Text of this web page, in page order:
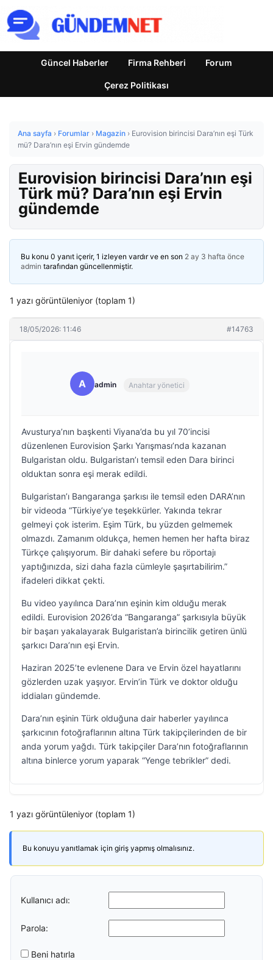
Güncel Haberler Firma Rehberi Forum
Çerez Politikası
Ana sayfa › Forumlar › Magazin › Eurovision birincisi Dara’nın eşi Türk
mü? Dara’nın eşi Ervin gündemde
Eurovision birincisi Dara’nın eşi
Türk mü? Dara’nın eşi Ervin
gündemde
Bu konu 0 yanıt içerir, 1 izleyen vardır ve en son 2 ay 3 hafta önce
admin tarafından güncellenmiştir.
1 yazı görüntüleniyor (toplam 1)
18/05/2026: 11:46 #14763
A admin Anahtar yönetici
Avusturya’nın başkenti Viyana’da bu yıl 70’incisi
düzenlenen Eurovision Şarkı Yarışması’nda kazanan
Bulgaristan oldu. Bulgaristan’ı temsil eden Dara birinci
olduktan sonra eşi merak edildi.
Bulgaristan’ı Bangaranga şarkısı ile temsil eden DARA’nın
bir videoda “Türkiye’ye teşekkürler. Yakında tekrar
gelmeyi çok isterim. Eşim Türk, bu yüzden gelmemek
olmazdı. Zamanım oldukça, hemen hemen her hafta biraz
Türkçe çalışıyorum. Bir dahaki sefere bu röportajı
yaptığınızda, sizi daha fazla cümleyle şaşırtabilirim.”
ifadeleri dikkat çekti.
Bu video yayılınca Dara’nın eşinin kim olduğu merak
edildi. Eurovision 2026’da “Bangaranga” şarkısıyla büyük
bir başarı yakalayarak Bulgaristan’a birincilik getiren ünlü
şarkıcı Dara’nın eşi Ervin.
Haziran 2025’te evlenene Dara ve Ervin özel hayatlarını
gözlerden uzak yaşıyor. Ervin’in Türk ve doktor olduğu
iddiaları gündemde.
Dara’nın eşinin Türk olduğuna dair haberler yayılınca
şarkıcının fotoğraflarının altına Türk takipçilerinden de bir
anda yorum yağdı. Türk takipçiler Dara’nın fotoğraflarının
altına binlerce yorum yaparak “Yenge tebrikler” dedi.
1 yazı görüntüleniyor (toplam 1)
Bu konuyu yanıtlamak için giriş yapmış olmalısınız.
Kullanıcı adı:
Parola:
Beni hatırla